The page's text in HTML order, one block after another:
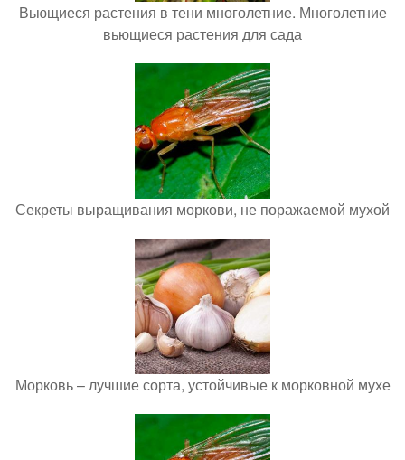
Вьющиеся растения в тени многолетние. Многолетние
вьющиеся растения для сада
Секреты выращивания моркови, не поражаемой мухой
Морковь – лучшие сорта, устойчивые к морковной мухе